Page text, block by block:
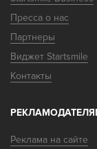
Пожалуйста,
Ваше имя:
Пресса о нас
Партнеры
Виджет Startsmile
Контакты
Реклама на сайте